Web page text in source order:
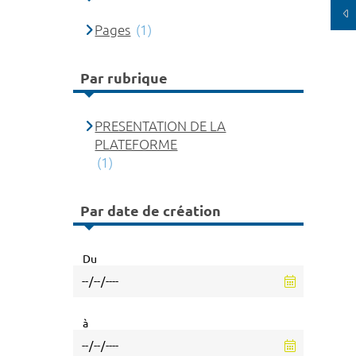
Pages (1)
Par rubrique
PRESENTATION DE LA
PLATEFORME
(1)
Par date de création
Du
à